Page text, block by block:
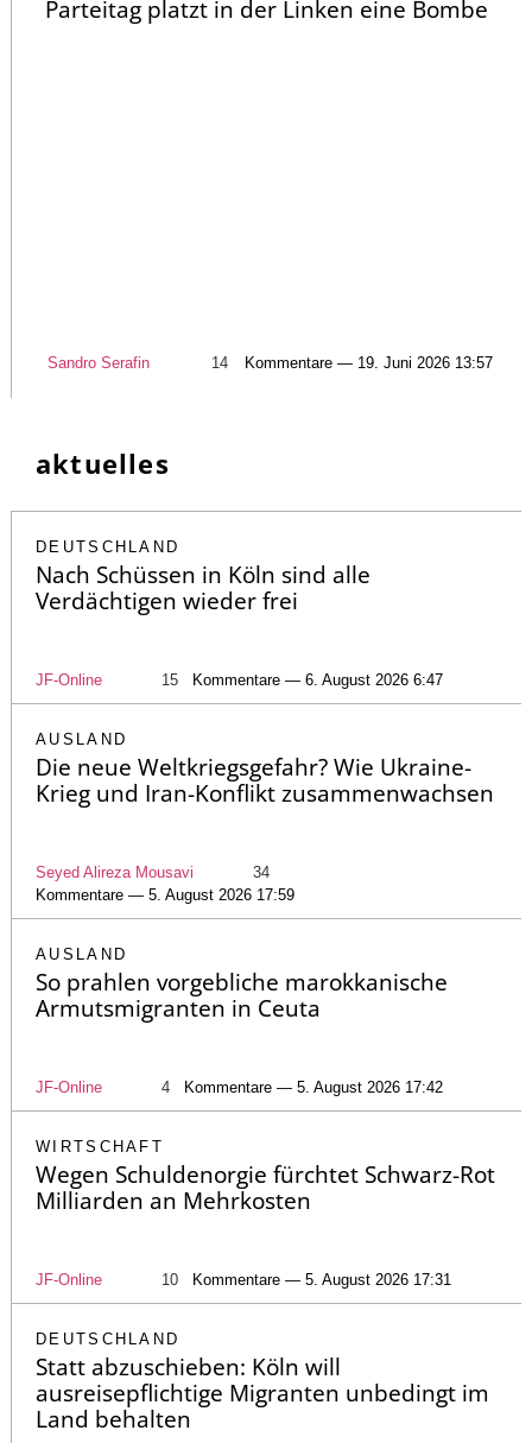
Parteitag platzt in der Linken eine Bombe
Sandro Serafin 14 Kommentare — 19. Juni 2026 13:57
aktuelles
DEUTSCHLAND
Nach Schüssen in Köln sind alle
Verdächtigen wieder frei
JF-Online 15 Kommentare — 6. August 2026 6:47
AUSLAND
Die neue Weltkriegsgefahr? Wie Ukraine-
Krieg und Iran-Konflikt zusammenwachsen
Seyed Alireza Mousavi
34
Kommentare — 5. August 2026 17:59
AUSLAND
So prahlen vorgebliche marokkanische
Armutsmigranten in Ceuta
JF-Online 4 Kommentare — 5. August 2026 17:42
WIRTSCHAFT
Wegen Schuldenorgie fürchtet Schwarz-Rot
Milliarden an Mehrkosten
JF-Online 10 Kommentare — 5. August 2026 17:31
DEUTSCHLAND
Statt abzuschieben: Köln will
ausreisepflichtige Migranten unbedingt im
Land behalten